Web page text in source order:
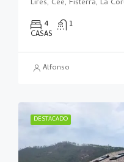
Lires, Cee, Fisterra, La
4 1
CASAS
Alfonso
DESTACADO